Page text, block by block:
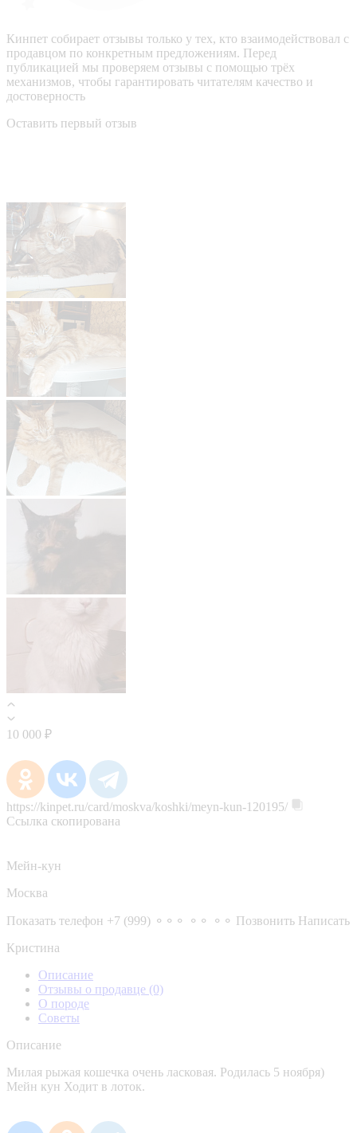
Кинпет собирает отзывы только у тех, кто взаимодействовал с
продавцом по конкретным предложениям. Перед
публикацией мы проверяем отзывы с помощью трёх
механизмов, чтобы гарантировать читателям качество и
достоверность
Оставить первый отзыв
10 000 ₽
https://kinpet.ru/card/moskva/koshki/meyn-kun-120195/
Ссылка скопирована
Мейн-кун
Москва
Показать телефон +7 (999) ⚬⚬⚬ ⚬⚬ ⚬⚬ Позвонить Написать
Кристина
Описание
Отзывы о продавце (0)
О породе
Советы
Описание
Милая рыжая кошечка очень ласковая. Родилась 5 ноября)
Мейн кун Ходит в лоток.